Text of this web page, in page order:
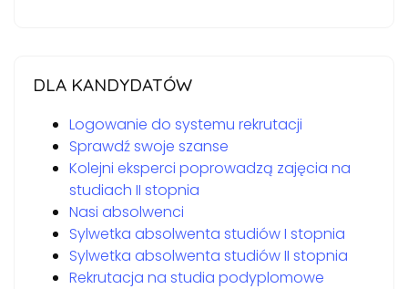
DLA KANDYDATÓW
Logowanie do systemu rekrutacji
Sprawdź swoje szanse
Kolejni eksperci poprowadzą zajęcia na
studiach II stopnia
Nasi absolwenci
Sylwetka absolwenta studiów I stopnia
Sylwetka absolwenta studiów II stopnia
Rekrutacja na studia podyplomowe